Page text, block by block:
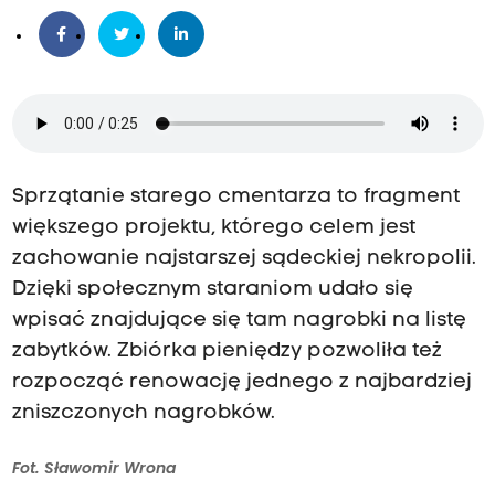
Sprzątanie starego cmentarza to fragment
większego projektu, którego celem jest
zachowanie najstarszej sądeckiej nekropolii.
Dzięki społecznym staraniom udało się
wpisać znajdujące się tam nagrobki na listę
zabytków. Zbiórka pieniędzy pozwoliła też
rozpocząć renowację jednego z najbardziej
zniszczonych nagrobków.
Fot. Sławomir Wrona